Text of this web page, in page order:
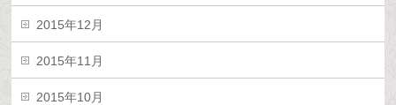
2015年12月
2015年11月
2015年10月